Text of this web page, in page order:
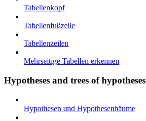
Tabellenkopf
Tabellenfußzeile
Tabellenzeilen
Mehrseitige Tabellen erkennen
Hypotheses and trees of hypotheses
Hypothesen und Hypothesenbäume